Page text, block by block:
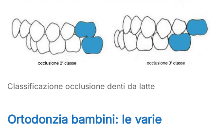
Classificazione occlusione denti da latte
Ortodonzia bambini: le varie